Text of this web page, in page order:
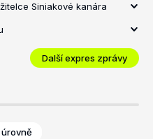
Siniakové kanára
Další expres zprávy